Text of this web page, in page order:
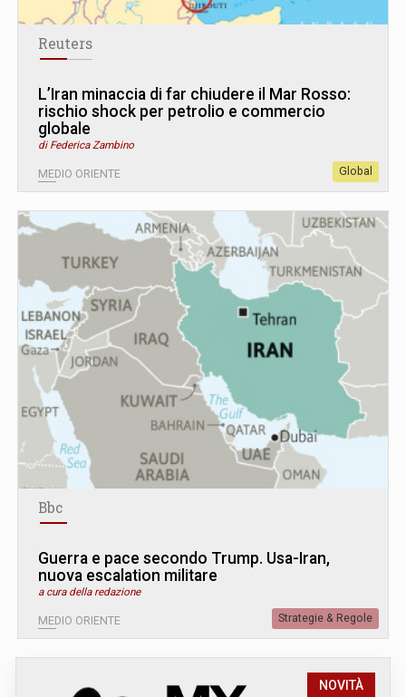
Reuters
L’Iran minaccia di far chiudere il Mar Rosso:
rischio shock per petrolio e commercio
globale
di Federica Zambino
MEDIO ORIENTE Global
Bbc
Guerra e pace secondo Trump. Usa-Iran,
nuova escalation militare
a cura della redazione
MEDIO ORIENTE Strategie & Regole
NOVITÀ